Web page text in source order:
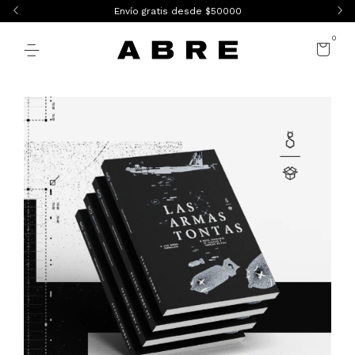
Envío gratis desde $50000
0